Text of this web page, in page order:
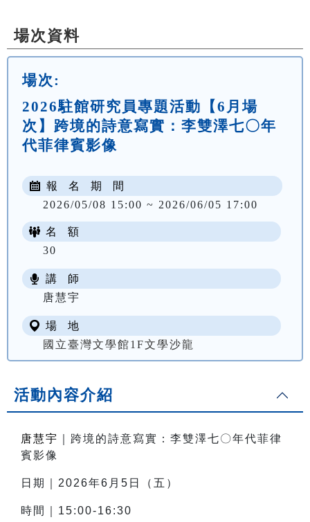
場次資料
場次:
2026駐館研究員專題活動【6月場
次】跨境的詩意寫實：李雙澤七〇年
代菲律賓影像
報 名 期 間
2026/05/08 15:00 ~ 2026/06/05 17:00
名 額
30
講 師
唐慧宇
場 地
國立臺灣文學館1F文學沙龍
活動內容介紹
唐慧宇
｜跨境的詩意寫實：李雙澤七〇年代菲律
賓影像
日期｜2026年6月5日（五）
時間｜15:00-16:30